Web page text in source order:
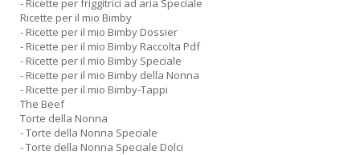
- Ricette per friggitrici ad aria Speciale
Ricette per il mio Bimby
- Ricette per il mio Bimby Dossier
- Ricette per il mio Bimby Raccolta Pdf
- Ricette per il mio Bimby Speciale
- Ricette per il mio Bimby della Nonna
- Ricette per il mio Bimby-Tappi
The Beef
Torte della Nonna
- Torte della Nonna Speciale
- Torte della Nonna Speciale Dolci